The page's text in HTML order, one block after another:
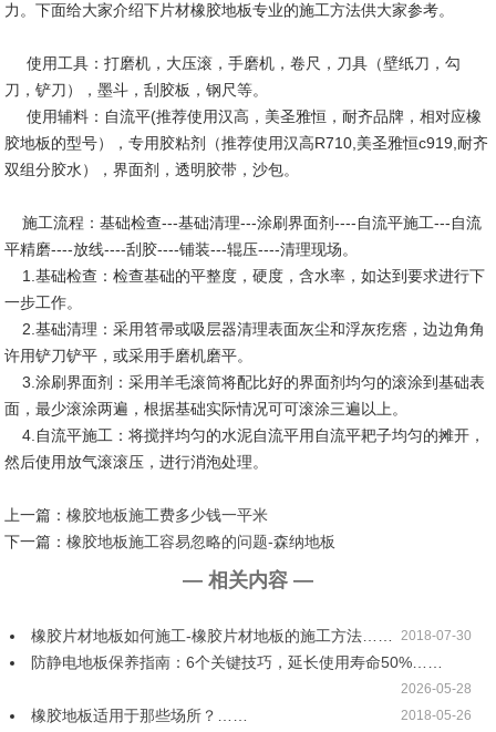
力。下面给大家介绍下片材橡胶地板专业的施工方法供大家参考。
使用工具：打磨机，大压滚，手磨机，卷尺，刀具（壁纸刀，勾
刀，铲刀），墨斗，刮胶板，钢尺等。
使用辅料：自流平(推荐使用汉高，美圣雅恒，耐齐品牌，相对应橡
胶地板的型号），专用胶粘剂（推荐使用汉高R710,美圣雅恒c919,耐齐
双组分胶水），界面剂，透明胶带，沙包。
施工流程：基础检查---基础清理---涂刷界面剂----自流平施工---自流
平精磨----放线----刮胶----铺装---辊压----清理现场。
1.基础检查：检查基础的平整度，硬度，含水率，如达到要求进行下
一步工作。
2.基础清理：采用笤帚或吸层器清理表面灰尘和浮灰疙瘩，边边角角
许用铲刀铲平，或采用手磨机磨平。
3.涂刷界面剂：采用羊毛滚筒将配比好的界面剂均匀的滚涂到基础表
面，最少滚涂两遍，根据基础实际情况可可滚涂三遍以上。
4.自流平施工：将搅拌均匀的水泥自流平用自流平耙子均匀的摊开，
然后使用放气滚滚压，进行消泡处理。
上一篇：橡胶地板施工费多少钱一平米
下一篇：橡胶地板施工容易忽略的问题-森纳地板
— 相关内容 —
橡胶片材地板如何施工-橡胶片材地板的施工方法…… 2018-07-30
防静电地板保养指南：6个关键技巧，延长使用寿命50%……
2026-05-28
橡胶地板适用于那些场所？…… 2018-05-26